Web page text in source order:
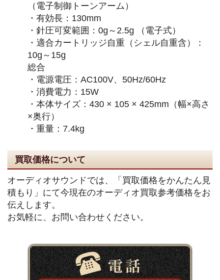
（電子制御トーンアーム）
・有効長：130mm
・針圧可変範囲：0g～2.5g （電子式）
・適合カートリッジ自重（シェル自重含）：
10g～15g
総合
・電源電圧：AC100V、50Hz/60Hz
・消費電力：15W
・本体サイズ：430 × 105 × 425mm（幅×高さ
×奥行）
・重量：7.4kg
買取価格について
オーディオサウンドでは、「買取価格をかんたん見
積もり」にて今現在のオーディオ買取参考価格をお
伝えします。
お気軽に、お問い合わせください。